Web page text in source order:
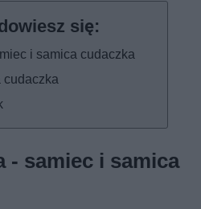
i samica cudaczka
- samiec i samica